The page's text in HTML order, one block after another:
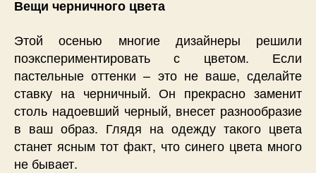
Вещи черничного цвета
Этой осенью многие дизайнеры решили
поэкспериментировать с цветом. Если
пастельные оттенки – это не ваше, сделайте
ставку на черничный. Он прекрасно заменит
столь надоевший черный, внесет разнообразие
в ваш образ. Глядя на одежду такого цвета
станет ясным тот факт, что синего цвета много
не бывает.